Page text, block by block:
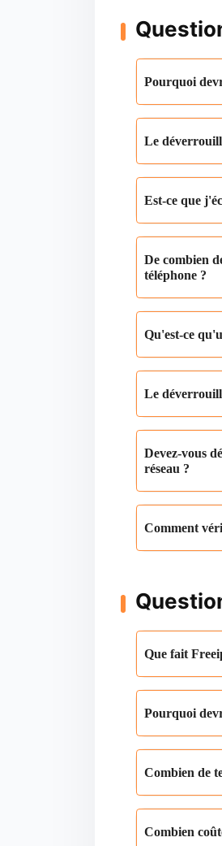
Pourquoi
Le
Est-ce que
De combien
téléphone ?
Qu'est-ce
Le
Devez-vous
réseau ?
Comment
Que fait
Pourquoi
Combien de
Combien